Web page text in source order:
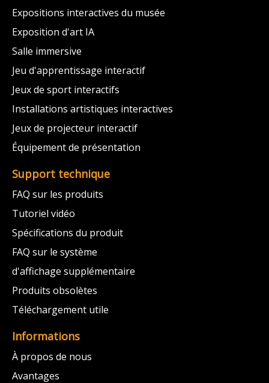
Expositions interactives du musée
Exposition d'art IA
Salle immersive
Jeu d'apprentissage interactif
Jeux de sport interactifs
Installations artistiques interactives
Jeux de projecteur interactif
Équipement de présentation
Support technique
FAQ sur les produits
Tutoriel vidéo
Spécifications du produit
FAQ sur le système
d'affichage supplémentaire
Produits obsolètes
Téléchargement utile
Informations
À propos de nous
Avantages